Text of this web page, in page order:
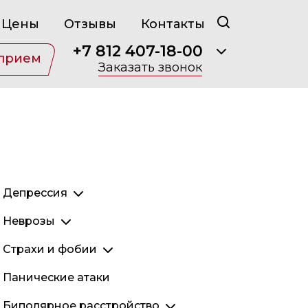
Цены Отзывы Контакты
+7 812 407-18-00
Заказать звонок
Депрессия
Депрессия у женщин
Ангедония
Неврозы
Обсессивно-компульсивное расстройство
Страхи и фобии
Танатофобия
Панические атаки